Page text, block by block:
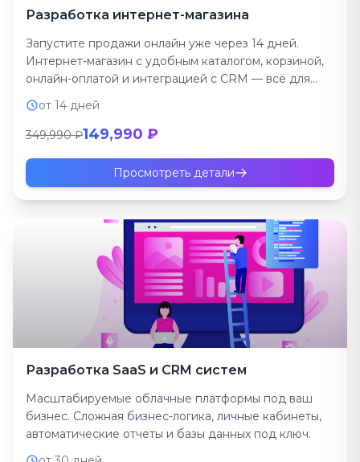
Разработка интернет-магазина
Запустите продажи онлайн уже через 14 дней.
Интернет-магазин с удобным каталогом, корзиной,
онлайн-оплатой и интеграцией с CRM — всё для
роста выручки...
от 14 дней
349,990 ₽149,990 ₽
Просмотреть детали
Разработка SaaS и CRM систем
Масштабируемые облачные платформы под ваш
бизнес. Сложная бизнес-логика, личные кабинеты,
автоматические отчеты и базы данных под ключ.